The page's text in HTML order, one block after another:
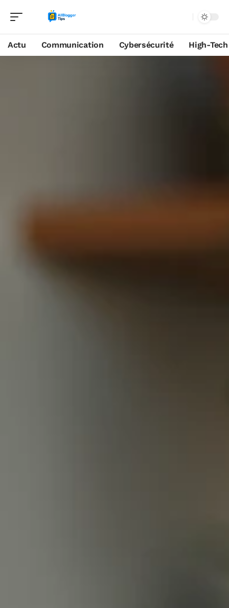
Actu Communication Cybersécurité High-Tech